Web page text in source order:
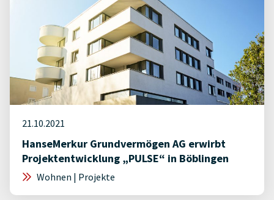
21.10.2021
HanseMerkur Grundvermögen AG erwirbt
Projektentwicklung „PULSE“ in Böblingen
Wohnen | Projekte